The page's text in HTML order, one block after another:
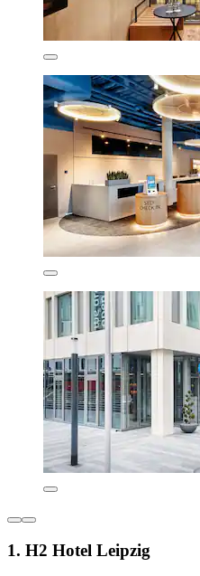
1. H2 Hotel Leipzig